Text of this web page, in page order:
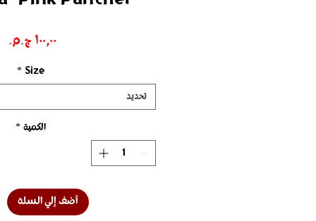
Size
*
تحديد
الكمية *
أضف إلي السلة